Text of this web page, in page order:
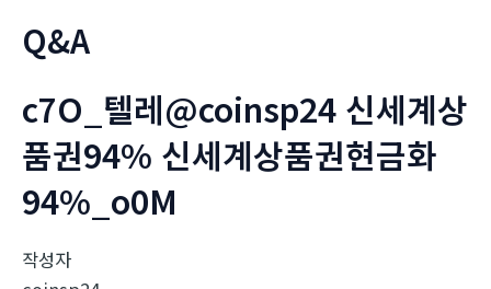
Q&A
c7O_텔레@coinsp24 신세계상
품권94% 신세계상품권현금화
94%_o0M
작성자